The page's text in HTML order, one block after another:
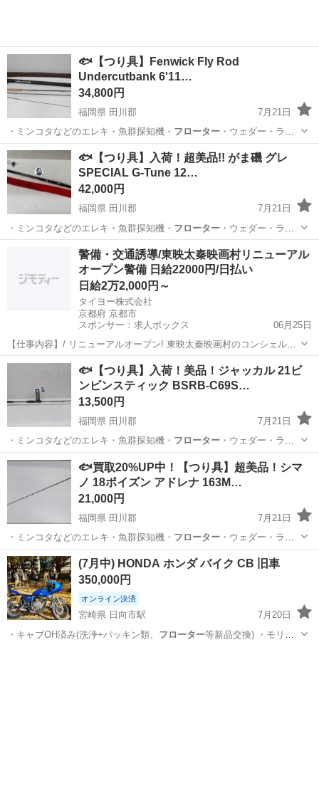
🐟【つり具】Fenwick Fly Rod
Undercutbank 6'11…
34,800円
福岡県 田川郡
7月21日
・ミンコタなどのエレキ・魚群探知機・ フローター・ウェダー・ライ
フJKT ■取り扱…
福岡 田川郡 その他 Fenwick
🐟【つり具】入荷！超美品!! がま磯 グレ
SPECIAL G-Tune 12…
42,000円
福岡県 田川郡
7月21日
・ミンコタなどのエレキ・魚群探知機・ フローター・ウェダー・ライ
フJKT ■取…田川郡 その他 釣具
警備・交通誘導/東映太秦映画村リニューアル
オープン警備 日給22000円/日払い
日給2万2,000円～
タイヨー株式会社
京都府 京都市
スポンサー：求人ボックス
06月25日
【仕事内容】/ リニューアルオープン! 東映太秦映画村のコンシェルジ
ュ! お仕事内容 リニューアルオープンする東映太秦映画村での 警備ス
タッフをお願いします! 目指せ!「おもてなし」のできる警備員! 具体的
には…? ・出入管理業務...
アルバイト・パート
🐟【つり具】入荷！美品！ジャッカル 21ビ
ンビンスティック BSRB-C69S…
13,500円
福岡県 田川郡
7月21日
・ミンコタなどのエレキ・魚群探知機・ フローター・ウェダー・ライ
フJKT ■取…
福岡 田川郡 その他 釣具
🐟買取20%UP中！【つり具】超美品！シマ
ノ 18ポイズン アドレナ 163M…
21,000円
福岡県 田川郡
7月21日
・ミンコタなどのエレキ・魚群探知機・ フローター・ウェダー・ライ
フJKT ■取…
福岡 田川郡 その他 釣具
(7月中) HONDA ホンダ バイク CB 旧車
350,000円
オンライン決済
宮崎県 日向市駅
7月20日
・キャブOH済み(洗浄+パッキン類、 フローター等新品交換) ・モリワ